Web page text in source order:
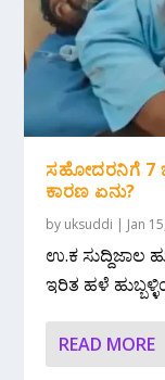
ಸಹೋದರನಿಗೆ 7
ಕಾರಣ ಏನು?
by uksuddi | Jan
ಉ.ಕ ಸುದ್ದಿಜಾಲ
ಇರಿತ ಹಳೆ
READ MORE